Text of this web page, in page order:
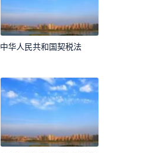
中华人民共和国契税法